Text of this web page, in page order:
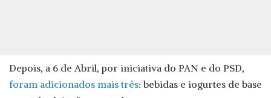
Depois, a 6 de Abril, por iniciativa do PAN e do PSD,
foram adicionados mais três: bebidas e iogurtes de base